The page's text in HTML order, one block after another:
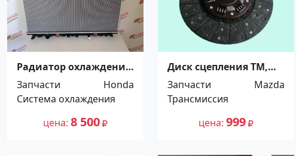
Радиатор охлаждения
HONDA ACCORD 2008
Краснодар
Запчасти
Honda
Система охлаждения
цена 8 500
Диск сцепления TM,
4HF1, 4HG1, 4HL1 Mazda
Titan, 300х180х12х28,0.
5264720 Краснодар
Запчасти
Mazda
Трансмиссия
цена 999